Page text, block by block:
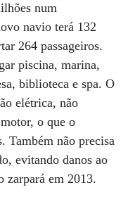
num
navio terá 132
264 passageiros.
piscina, marina,
biblioteca e spa. O
elétrica, não
o que o
Também não precisa
evitando danos ao
zarpará em 2013.